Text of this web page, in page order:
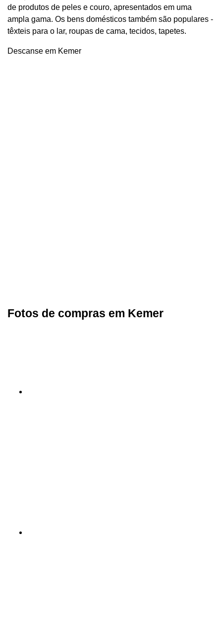
de produtos de peles e couro, apresentados em uma
ampla gama. Os bens domésticos também são populares -
têxteis para o lar, roupas de cama, tecidos, tapetes.
Descanse em Kemer
Fotos de compras em Kemer